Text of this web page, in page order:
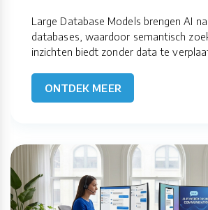
Large Database Models brengen AI
databases, waardoor semantisch
inzichten biedt zonder data te
ONTDEK MEER